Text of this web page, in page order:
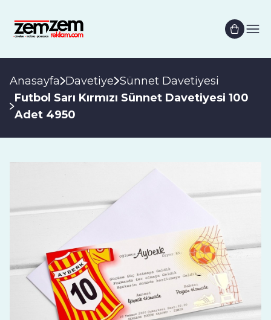
Anasayfa Davetiye Sünnet Davetiyesi
Futbol Sarı Kırmızı Sünnet Davetiyesi 100
Adet 4950